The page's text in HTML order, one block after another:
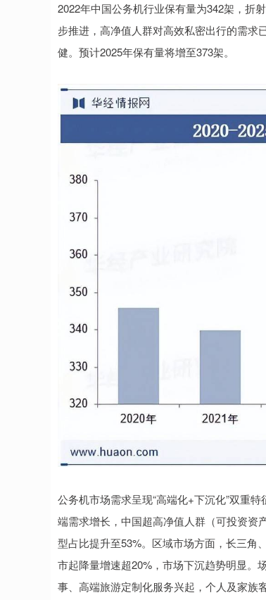
2022年中国公务机行业保有量为342架，折
步推进，高净值人群对高效私密出行的需求
健。预计2025年保有量将增至373架。
公务机市场需求呈现“高端化+下沉化”双重
端需求增长，中国超高净值人群（可投资资
型占比提升至53%。区域市场方面，长三角
市起降量增速超20%，市场下沉趋势明显。
事、高端旅游定制化服务兴起，个人及家族